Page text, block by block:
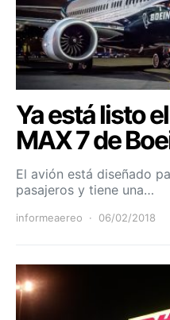
Ya está listo
MAX 7 de
El avión está diseñado
pasajeros y tiene una…
informeaereo 06/02/2018